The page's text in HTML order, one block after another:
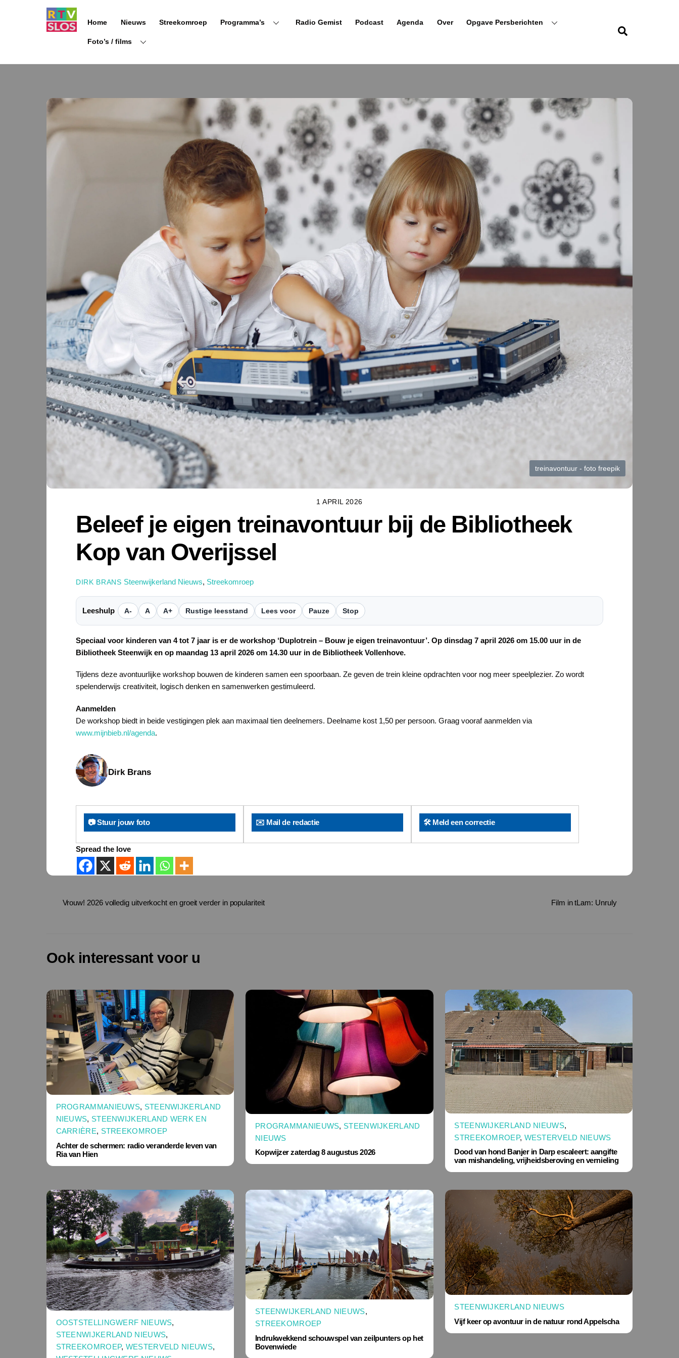
Home Nieuws Streekomroep Programma’s Radio Gemist Podcast Agenda Over Opgave Persberichten
Foto’s / films
treinavontuur - foto freepik
1 APRIL 2026
Beleef je eigen treinavontuur bij de Bibliotheek
Kop van Overijssel
DIRK BRANS Steenwijkerland Nieuws, Streekomroep
Leeshulp A- A A+ Rustige leesstand Lees voor Pauze Stop
Speciaal voor kinderen van 4 tot 7 jaar is er de workshop ‘Duplotrein – Bouw je eigen treinavontuur’. Op dinsdag 7 april 2026 om 15.00 uur in de
Bibliotheek Steenwijk en op maandag 13 april 2026 om 14.30 uur in de Bibliotheek Vollenhove.
Tijdens deze avontuurlijke workshop bouwen de kinderen samen een spoorbaan. Ze geven de trein kleine opdrachten voor nog meer speelplezier. Zo wordt
spelenderwijs creativiteit, logisch denken en samenwerken gestimuleerd.
Aanmelden
De workshop biedt in beide vestigingen plek aan maximaal tien deelnemers. Deelname kost 1,50 per persoon. Graag vooraf aanmelden via
www.mijnbieb.nl/agenda.
Dirk Brans
📷 Stuur jouw foto ✉️ Mail de redactie 🛠️ Meld een correctie
Spread the love
Vrouw! 2026 volledig uitverkocht en groeit verder in populariteit Film in tLam: Unruly
Ook interessant voor u
PROGRAMMANIEUWS, STEENWIJKERLAND
NIEUWS, STEENWIJKERLAND WERK EN
CARRIÈRE, STREEKOMROEP
Achter de schermen: radio veranderde leven van
Ria van Hien
PROGRAMMANIEUWS, STEENWIJKERLAND
NIEUWS
Kopwijzer zaterdag 8 augustus 2026
STEENWIJKERLAND NIEUWS,
STREEKOMROEP, WESTERVELD NIEUWS
Dood van hond Banjer in Darp escaleert: aangifte
van mishandeling, vrijheidsberoving en vernieling
OOSTSTELLINGWERF NIEUWS,
STEENWIJKERLAND NIEUWS,
STREEKOMROEP, WESTERVELD NIEUWS,
STEENWIJKERLAND NIEUWS,
STREEKOMROEP
Indrukwekkend schouwspel van zeilpunters op het
Bovenwiede
STEENWIJKERLAND NIEUWS
Vijf keer op avontuur in de natuur rond Appelscha